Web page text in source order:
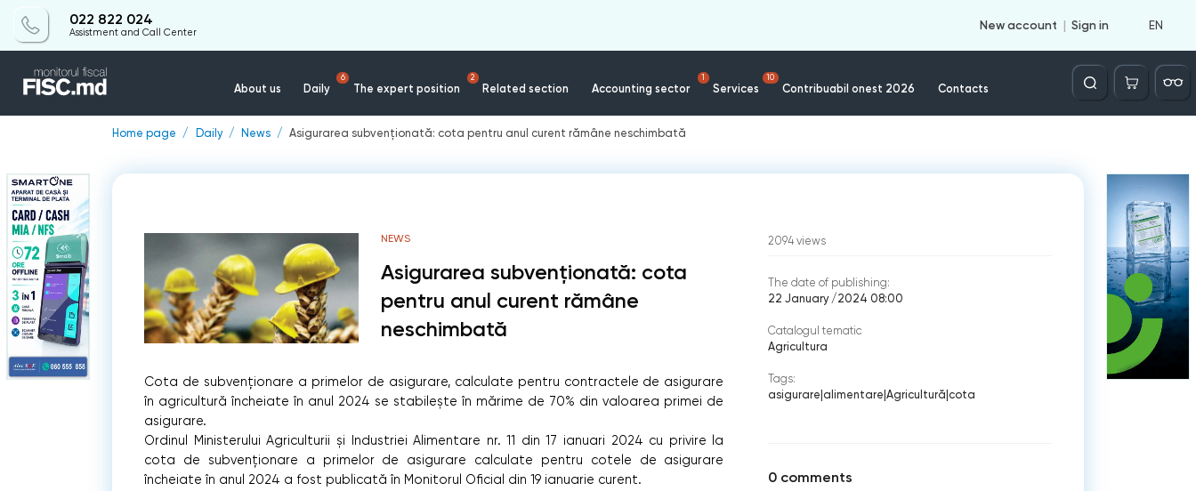
022 822 024
Assistment and Call Center
New account Sign in EN
About us Daily
6
The expert position
2
Related section Accounting sector
1
Services
10
Contribuabil onest 2026 Contacts
Căutare
Home page Daily News Asigurarea subvenționată: cota pentru anul curent rămâne neschimbată
NEWS
Asigurarea subvenționată: cota
pentru anul curent rămâne
neschimbată
Cota de subvenționare a primelor de asigurare, calculate pentru contractele de asigurare
în agricultură încheiate în anul 2024 se stabilește în mărime de 70% din valoarea primei de
asigurare.
Ordinul Ministerului Agriculturii și Industriei Alimentare nr. 11 din 17 ianuari 2024 cu privire la
cota de subvenționare a primelor de asigurare calculate pentru cotele de asigurare
încheiate în anul 2024 a fost publicată în Monitorul Oficial din 19 ianuarie curent.
2094 views
The date of publishing:
22 January /2024 08:00
Catalogul tematic
Agricultura
Tags:
asigurare alimentare Agricultură cota
0 comments